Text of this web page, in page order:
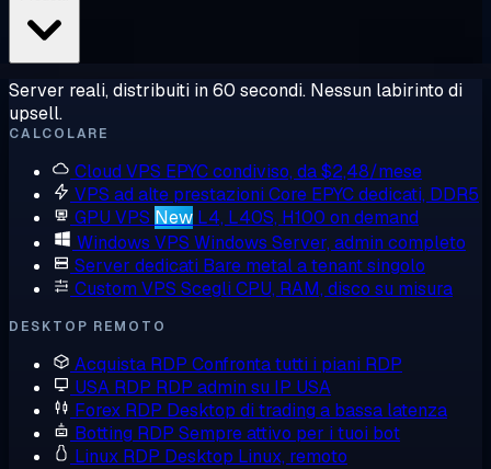
Server reali, distribuiti in 60 secondi. Nessun labirinto di
upsell.
CALCOLARE
Cloud VPS EPYC condiviso, da $2,48/mese
VPS ad alte prestazioni Core EPYC dedicati, DDR5
GPU VPS New L4, L40S, H100 on demand
Windows VPS Windows Server, admin completo
Server dedicati Bare metal a tenant singolo
Custom VPS Scegli CPU, RAM, disco su misura
DESKTOP REMOTO
Acquista RDP Confronta tutti i piani RDP
USA RDP RDP admin su IP USA
Forex RDP Desktop di trading a bassa latenza
Botting RDP Sempre attivo per i tuoi bot
Linux RDP Desktop Linux, remoto